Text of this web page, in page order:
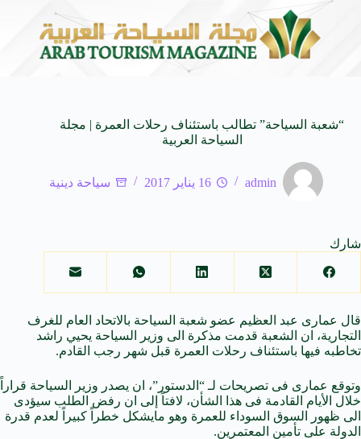
المنظمة العربية للسياحة تدعو لتخصيص خط هاتفي موحد 126 لتلقى بلاغات السائحين عند تعرضهم لأي مشاكل أثناء رحلاتهم السياحية بكافه الدول العربية
“شعبة السياحة” تطالب باستئناف رحلات العمرة | مجلة
السياحة العربية
admin 16 يناير 2017 سياحة دينية
شارك
قال عمارى عبد العظيم عضو شعبة السياحة بالاتحاد العام للغرف
التجارية، ان الشعبة قدمت مذكرة الى وزير السياحة يحيي راشد
تخاطبه فيها باستئناف رحلات العمرة قبل شهر رجب القادم.
وتوقع عمارى فى تصريحات لـ “الدستور”، ان يصدر وزير السياحة قراراً
خلال الأيام القادمة فى هذا الشأن، لافتاً إلى ان رفض الطلب سيؤدى
الى ظهور السوق السوداء للعمرة وهو مايشكل خطراً كبيراً لعدم قدرة
الدولة على تأمين المعتمرين.